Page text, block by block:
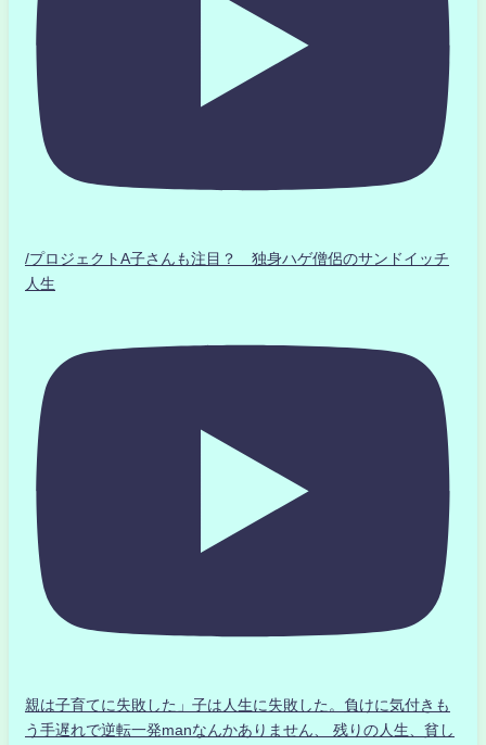
/プロジェクトA子さんも注目？ 独身ハゲ僧侶のサンドイッチ
人生
親は子育てに失敗した」子は人生に失敗した。負けに気付きも
う手遅れで逆転一発manなんかありません、 残りの人生、貧し